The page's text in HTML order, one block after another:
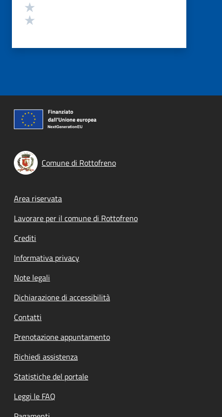
Comune di Rottofreno
Footer menu
Area riservata
Lavorare per il comune di Rottofreno
Crediti
Informativa privacy
Note legali
Dichiarazione di accessibilità
Contatti
Prenotazione appuntamento
Richiedi assistenza
Statistiche del portale
Leggi le FAQ